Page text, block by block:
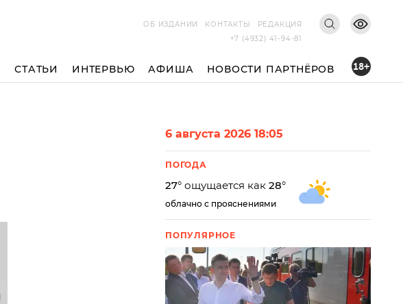
ОБ ИЗДАНИИ
КОНТАКТЫ
РЕДАКЦИЯ
+7 (4932) 41-94-81
СТАТЬИ ИНТЕРВЬЮ АФИША НОВОСТИ ПАРТНЁРОВ 18+
6 августа 2026 18:05
ПОГОДА
27° ощущается как 28°
облачно с прояснениями
ПОПУЛЯРНОЕ